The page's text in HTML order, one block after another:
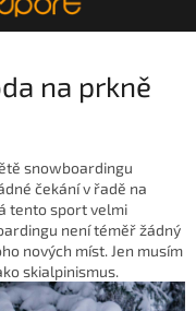
na prkně
snowboardingu
čekání v řadě na
tento sport velmi
není téměř žádný
nových míst. Jen musím
skialpinismus.